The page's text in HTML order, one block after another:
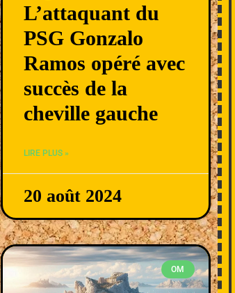
L’attaquant du
PSG Gonzalo
Ramos opéré avec
succès de la
cheville gauche
LIRE PLUS »
20 août 2024
OM